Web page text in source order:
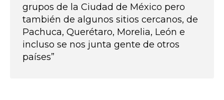
grupos de la Ciudad de México pero
también de algunos sitios cercanos, de
Pachuca, Querétaro, Morelia, León e
incluso se nos junta gente de otros
países”